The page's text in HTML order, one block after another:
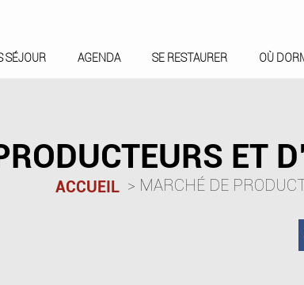
SÉJOUR AGENDA SE RESTAURER OÙ
ET
ACCUEIL MARCHÉ DE